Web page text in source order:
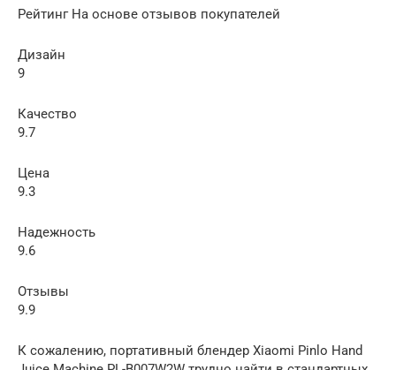
Рейтинг На основе отзывов покупателей
Дизайн
9
Качество
9.7
Цена
9.3
Надежность
9.6
Отзывы
9.9
К сожалению, портативный блендер Xiaomi Pinlo Hand